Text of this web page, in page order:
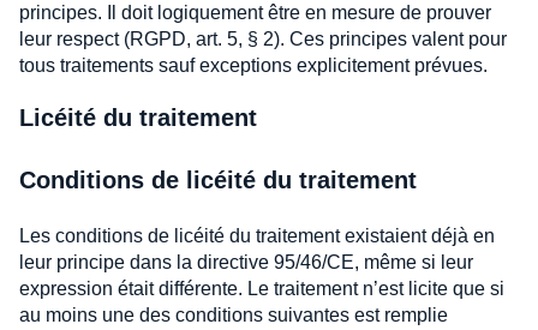
principes. Il doit logiquement être en mesure de prouver
leur respect (RGPD, art. 5, § 2). Ces principes valent pour
tous traitements sauf exceptions explicitement prévues.
Licéité du traitement
Conditions de licéité du traitement
Les conditions de licéité du traitement existaient déjà en
leur principe dans la directive 95/46/CE, même si leur
expression était différente. Le traitement n’est licite que si
au moins une des conditions suivantes est remplie